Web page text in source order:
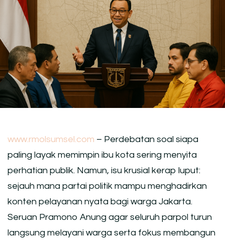
www.rmolsumsel.com – Perdebatan soal siapa
paling layak memimpin ibu kota sering menyita
perhatian publik. Namun, isu krusial kerap luput:
sejauh mana partai politik mampu menghadirkan
konten pelayanan nyata bagi warga Jakarta.
Seruan Pramono Anung agar seluruh parpol turun
langsung melayani warga serta fokus membangun